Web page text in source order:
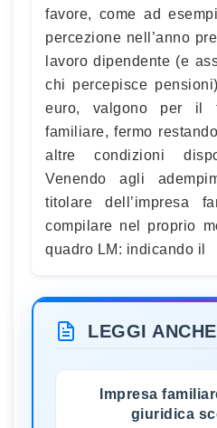
favore, come ad
percezione nell’anno
lavoro dipendente (e
chi percepisce
euro, valgono per il
familiare, fermo
altre condizioni
Venendo agli
titolare dell’impresa
compilare nel proprio
quadro LM: indicando il
LEGGI ANCHE
Impresa
giuridica